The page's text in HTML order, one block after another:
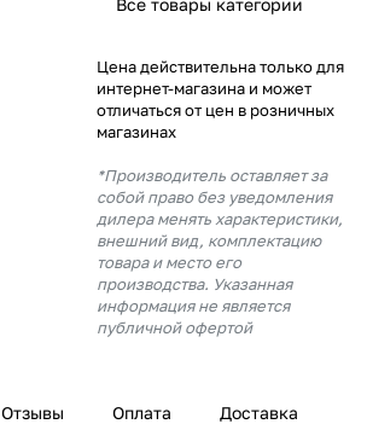
Все товары категории
Цена действительна только для
интернет-магазина и может
отличаться от цен в розничных
магазинах
*Производитель оставляет за
собой право без уведомления
дилера менять характеристики,
внешний вид, комплектацию
товара и место его
производства. Указанная
информация не является
публичной офертой
Отзывы Оплата Доставка
% будут
с вашей карты